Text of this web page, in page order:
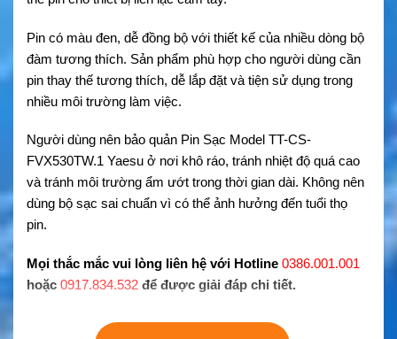
Pin có màu đen, dễ đồng bộ với thiết kế của nhiều dòng bộ
đàm tương thích. Sản phẩm phù hợp cho người dùng cần
pin thay thế tương thích, dễ lắp đặt và tiện sử dụng trong
nhiều môi trường làm việc.
Người dùng nên bảo quản Pin Sạc Model TT-CS-
FVX530TW.1 Yaesu ở nơi khô ráo, tránh nhiệt độ quá cao
và tránh môi trường ẩm ướt trong thời gian dài. Không nên
dùng bộ sạc sai chuẩn vì có thể ảnh hưởng đến tuổi thọ
pin.
Mọi thắc mắc vui lòng liên hệ với Hotline 0386.001.001
hoặc 0917.834.532 để được giải đáp chi tiết.